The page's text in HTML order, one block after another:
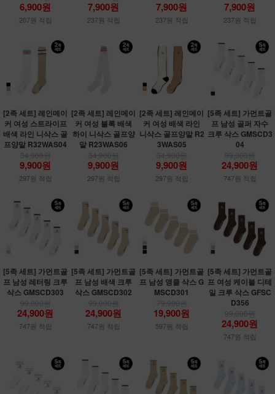
6,900원
207원 적립
7,900원
237원 적립
7,900원
237원 적립
7,900원
237원 적립
[2족 세트] 레인메이
커 여성 스트라이프
배색 라인 니삭스 골
프양말 R32WAS04
9,900원
297원 적립
[2족 세트] 레인메이
커 여성 블록 배색
하이 니삭스 골프양
말 R23WAS06
9,900원
297원 적립
[2족 세트] 레인메이
커 여성 배색 라인
니삭스 골프양말 R2
3WAS05
9,900원
297원 적립
[5족 세트] 가먼트골
프 남성 골퍼 자수
크루 삭스 GMSCD3
04
24,900원
747원 적립
[5족 세트] 가먼트골
프 남성 레터링 크루
삭스 GMSCD303
24,900원
747원 적립
[5족 세트] 가먼트골
프 남성 배색 크루
삭스 GMSCD302
24,900원
747원 적립
[5족 세트] 가먼트골
프 남성 앵클 삭스 G
MSCD301
19,900원
597원 적립
[5족 세트] 가먼트골
프 여성 케이블 디테
일 크루 삭스 GFSC
D356
24,900원
747원 적립